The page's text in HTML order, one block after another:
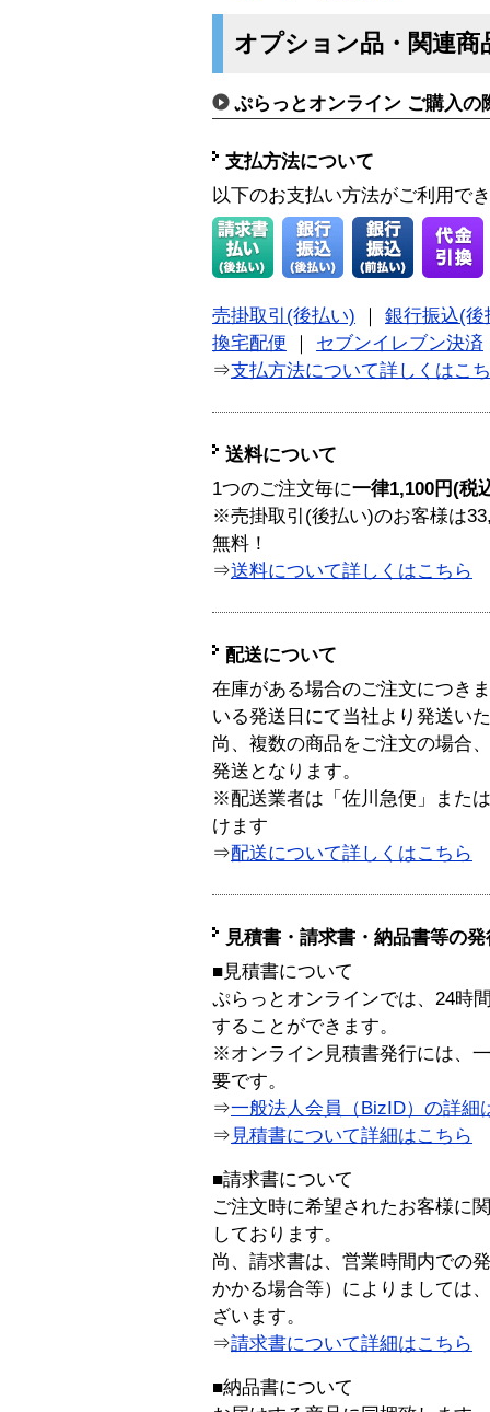
オプション品・関連商
ぷらっとオンライン ご購入の
支払方法について
以下のお支払い方法がご利用で
売掛取引(後払い)
銀行振込(後
換宅配便
セブンイレブン決済
⇒支払方法について詳しくはこ
送料について
1つのご注文毎に一律1,100円(税
※売掛取引(後払い)のお客様は
無料！
⇒送料について詳しくはこちら
配送について
在庫がある場合のご注文につき
いる発送日にて当社より発送い
尚、複数の商品をご注文の場合
発送となります。
※配送業者は「佐川急便」また
けます
⇒配送について詳しくはこちら
見積書・請求書・納品書等の
■見積書について
ぷらっとオンラインでは、24時
することができます。
※オンライン見積書発行には、
要です。
⇒一般法人会員（BizID）の詳細
⇒ 見積書について詳細はこちら
■請求書について
ご注文時に希望されたお客様に
しております。
尚、請求書は、営業時間内での
かかる場合等）によりましては
ざいます。
⇒請求書について詳細はこちら
■納品書について